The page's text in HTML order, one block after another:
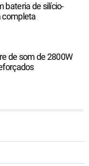
bateria de silício-
completa
de som de 2800W